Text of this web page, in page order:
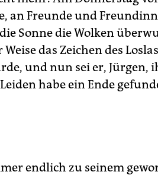
an Freunde und
Sonne die Wolken
das Zeichen des
und nun sei er, Jürgen,
habe ein Ende
endlich zu seinem